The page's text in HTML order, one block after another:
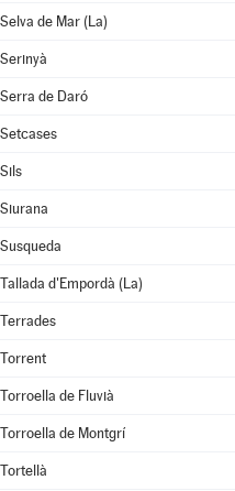
Selva de Mar (La)
Serinyà
Serra de Daró
Setcases
Sils
Siurana
Susqueda
Tallada d'Empordà (La)
Terrades
Torrent
Torroella de Fluvià
Torroella de Montgrí
Tortellà